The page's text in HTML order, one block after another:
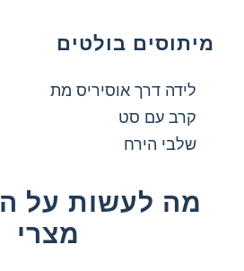
מיתוסים בולטים
לידה דרך אוסיריס מת
קרב עם סט
שלבי הירח
מה לעשות על
מצרי